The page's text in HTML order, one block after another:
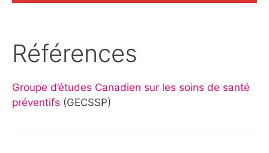
Références
Groupe d’études Canadien sur les soins de santé
préventifs (GECSSP)